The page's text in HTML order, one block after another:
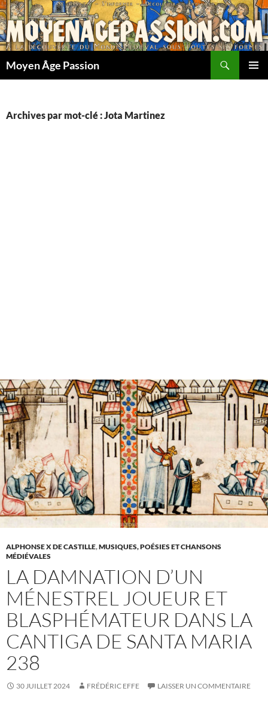
Aller
au
contenu
Moyen Âge Passion
Archives par mot-clé : Jota Martinez
ALPHONSE X DE CASTILLE,MUSIQUES, POÉSIES ET CHANSONS
MÉDIÉVALES
LA DAMNATION D’UN
MÉNESTREL JOUEUR ET
BLASPHÉMATEUR DANS LA
CANTIGA DE SANTA MARIA
238
30 JUILLET 2024 FRÉDÉRIC EFFE LAISSER UN COMMENTAIRE